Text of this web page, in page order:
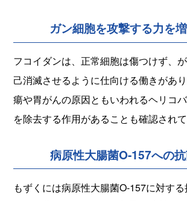
ガン細胞を攻撃する力を
フコイダンは、正常細胞は傷つけず、
己消滅させるように仕向ける働きがあ
瘍や胃がんの原因ともいわれるヘリコ
を除去する作用があることも確認されて
病原性大腸菌O-157への
もずくには病原性大腸菌O-157に対す